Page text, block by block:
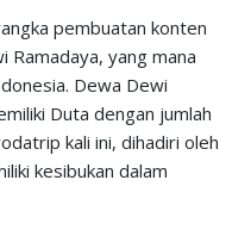
pembuatan konten
Ramadaya, yang mana
Dewa Dewi
Duta dengan jumlah
kali ini, dihadiri oleh
kesibukan dalam